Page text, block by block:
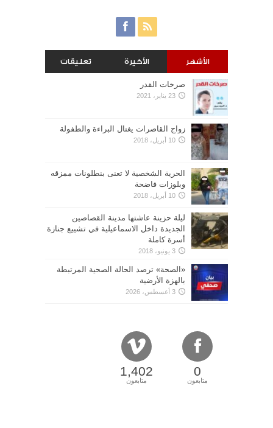
الأشهر الأخيرة تعليقات
صرخات القدر
23 يناير، 2021
زواج القاصرات يغتال البراءة والطفولة
10 أبريل، 2018
الحرية الشخصية لا تعنى بنطلونات ممزقه
وبلوزات فاضحة
10 أبريل، 2018
ليلة حزينة عاشتها مدينة القصاصين
الجديدة داخل الاسماعيلية في تشييع جنازة
أسرة كاملة
3 يونيو، 2018
«الصحة» ترصد الحالة الصحية المرتبطة
بالهزة الأرضية
3 أغسطس، 2026
0
متابعون
1,402
متابعون